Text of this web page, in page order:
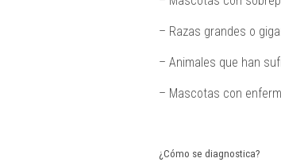
– Razas grandes o
– Animales que han
– Mascotas con
¿Cómo se diagnostica?